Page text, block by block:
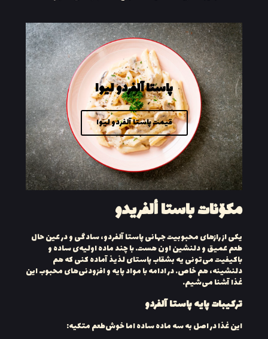
پاستا آلفردو لیوا
قیمت پاستا آلفردو لیوا
مكوّنات باستا ألفريدو
یکی از رازهای محبوبیت جهانی پاستا آلفردو، سادگی و در عین حال
طعم عمیق و دلنشین اون هست. با چند ماده اولیه‌ی ساده و
باکیفیت می‌تونی یه بشقاب پاستای لذیذ آماده کنی که هم
دلنشینه، هم خاص. در ادامه با مواد پایه و افزودنی‌های محبوب این
غذا آشنا می‌شیم.
ترکیبات پایه پاستا آلفردو
این غذا در اصل به سه ماده ساده اما خوش‌طعم متکیه: